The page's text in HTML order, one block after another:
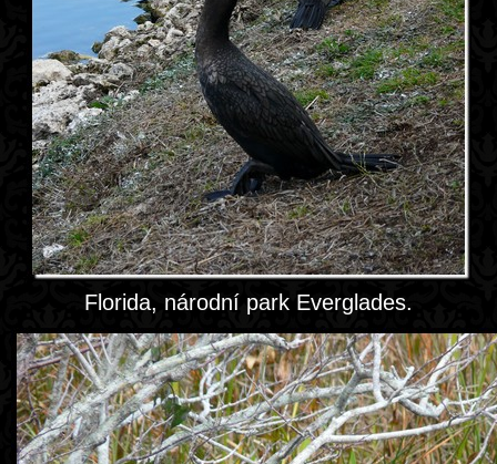
Florida, národní park Everglades.